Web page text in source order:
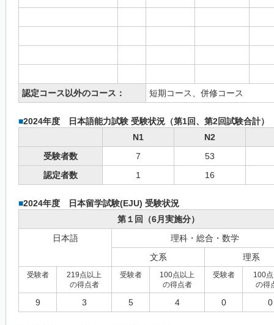
認定コース以外のコース： 短期コース、併修コース
■2024年度 日本語能力試験 受験状況（第1回、第2回試験合計）
N1
N2
受験者数
7
53
認定者数
1 16
■2024年度 日本留学試験(EJU) 受験状況
第１回（6月実施分）
日本語
理科・総合・数学
文系
理系
受験者
219点以上
の得点者
受験者
100点以上
の得点者
受験者
100
の得
9 3 5 4 0 0